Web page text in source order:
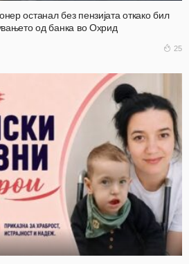
останал без пензијата откако бил
од банка во Охрид
25